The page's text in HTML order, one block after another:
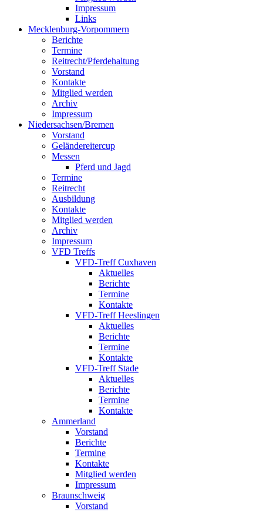
Impressum
Links
Mecklenburg-Vorpommern
Berichte
Termine
Reitrecht/Pferdehaltung
Vorstand
Kontakte
Mitglied werden
Archiv
Impressum
Niedersachsen/Bremen
Vorstand
Geländereitercup
Messen
Pferd und Jagd
Termine
Reitrecht
Ausbildung
Kontakte
Mitglied werden
Archiv
Impressum
VFD Treffs
VFD-Treff Cuxhaven
Aktuelles
Berichte
Termine
Kontakte
VFD-Treff Heeslingen
Aktuelles
Berichte
Termine
Kontakte
VFD-Treff Stade
Aktuelles
Berichte
Termine
Kontakte
Ammerland
Vorstand
Berichte
Termine
Kontakte
Mitglied werden
Impressum
Braunschweig
Vorstand